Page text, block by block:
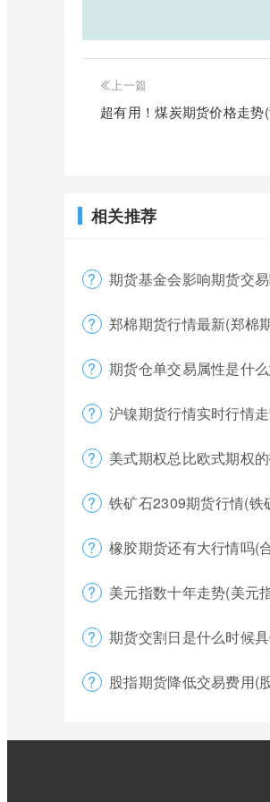
上一篇
超有用！煤炭期货价格走
相关推荐
期货基金会影响期货交
郑棉期货行情最新(郑棉
期货仓单交易属性是什
沪镍期货行情实时行情
美式期权总比欧式期权
铁矿石2309期货行情(铁
橡胶期货还有大行情吗(
美元指数十年走势(美元
期货交割日是什么时候
股指期货降低交易费用(